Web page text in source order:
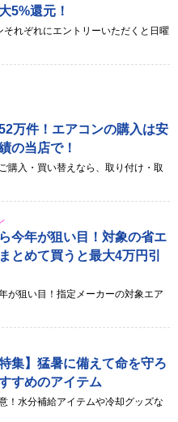
5%還元！
それぞれにエントリーいただくと日曜
万件！エアコンの購入は安
の当店で！
購入・買い替えなら、取り付け・取
今年が狙い目！対象の省エ
とめて買うと最大4万円引
が狙い目！指定メーカーの対象エア
集】猛暑に備えて命を守ろ
すめのアイテム
！水分補給アイテムや冷却グッズな